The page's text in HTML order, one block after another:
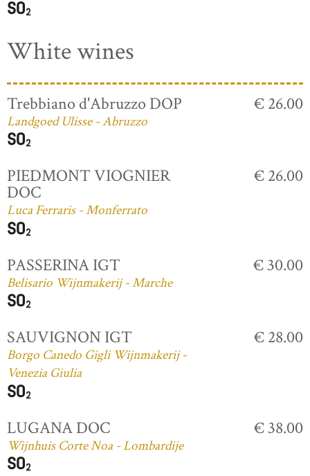
White wines
Trebbiano d'Abruzzo DOP
Landgoed Ulisse - Abruzzo
€ 26.00
PIEDMONT VIOGNIER
DOC
Luca Ferraris - Monferrato
€ 26.00
PASSERINA IGT
Belisario Wijnmakerij - Marche
€ 30.00
SAUVIGNON IGT
Borgo Canedo Gigli Wijnmakerij -
Venezia Giulia
€ 28.00
LUGANA DOC
Wijnhuis Corte Noa - Lombardije
€ 38.00